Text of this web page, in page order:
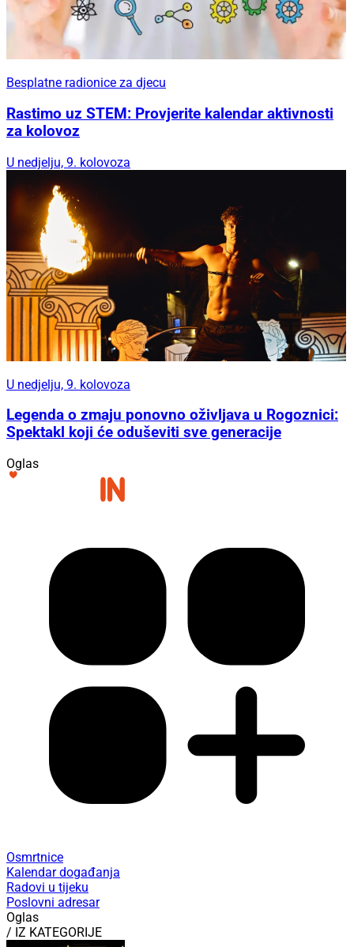
Besplatne radionice za djecu
Rastimo uz STEM: Provjerite kalendar aktivnosti
za kolovoz
U nedjelju, 9. kolovoza
U nedjelju, 9. kolovoza
Legenda o zmaju ponovno oživljava u Rogoznici:
Spektakl koji će oduševiti sve generacije
Oglas
Osmrtnice
Kalendar događanja
Radovi u tijeku
Poslovni adresar
Oglas
/ IZ KATEGORIJE